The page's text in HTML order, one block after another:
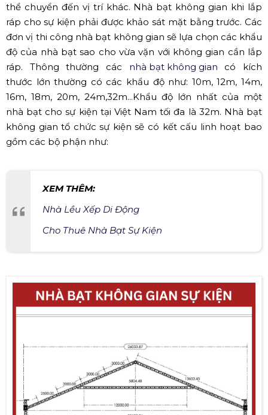
thể chuyển đến vị trí khác. Nhà bạt không gian khi lắp
ráp cho sự kiện phải được khảo sát mặt bằng trước. Các
đơn vị thi công nhà bạt không gian sẽ lựa chọn các khẩu
độ của nhà bạt sao cho vừa vặn với không gian cần lắp
ráp. Thông thường các nhà bạt không gian có kích
thước lớn thường có các khẩu độ như: 10m, 12m, 14m,
16m, 18m, 20m, 24m,32m...Khẩu độ lớn nhất của một
nhà bạt cho sự kiện tại Việt Nam tối đa là 32m. Nhà bạt
không gian tổ chức sự kiện sẽ có kết cấu linh hoạt bao
gồm các bộ phận như:
XEM THÊM:
Nhà Lều Xếp Di Động
Cho Thuê Nhà Bạt Sự Kiện